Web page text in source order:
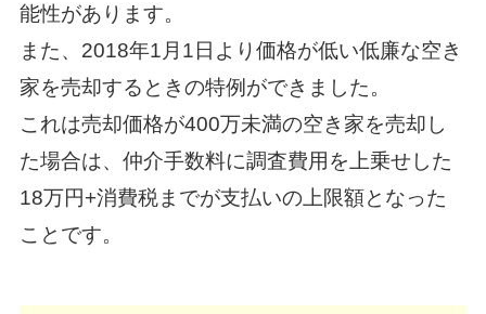
能性があります。
また、2018年1月1日より価格が低い低廉な空き
家を売却するときの特例ができました。
これは売却価格が400万未満の空き家を売却し
た場合は、仲介手数料に調査費用を上乗せした
18万円+消費税までが支払いの上限額となった
ことです。